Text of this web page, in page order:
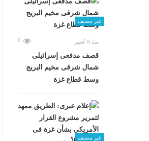
غير مصنف
منذ 8 أشهر 0
قصف مدفعى إسرائيلى
شمال شرقى مخيم البريج
وسط قطاع غزة
غير مصنف